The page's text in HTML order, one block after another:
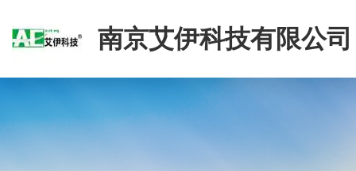
南京艾伊科技有限公司